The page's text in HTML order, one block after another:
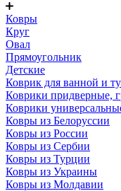
Ковры
Круг
Овал
Прямоугольник
Детские
Коврик для ванной и
Коврики придверные,
Коврики
Ковры из Белоруссии
Ковры из России
Ковры из Сербии
Ковры из Турции
Ковры из Украины
Ковры из Молдавии